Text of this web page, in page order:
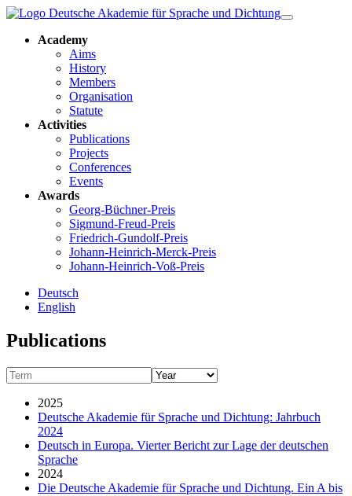
Academy
Aims
History
Members
Organisation
Statute
Activities
Publications
Projects
Conferences
Events
Awards
Georg-Büchner-Preis
Sigmund-Freud-Preis
Friedrich-Gundolf-Preis
Johann-Heinrich-Merck-Preis
Johann-Heinrich-Voß-Preis
Deutsch
English
Publications
2025
Deutsche Akademie für Sprache und Dichtung: Jahrbuch
2024
Deutsch in Europa. Vierter Bericht zur Lage der deutschen
Sprache
2024
Die Deutsche Akademie für Sprache und Dichtung. Ein A bis